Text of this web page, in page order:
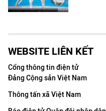
WEBSITE LIÊN KẾT
Cổng thông tin điện tử
Đảng Cộng sản Việt Nam
Thông tấn xã Việt Nam